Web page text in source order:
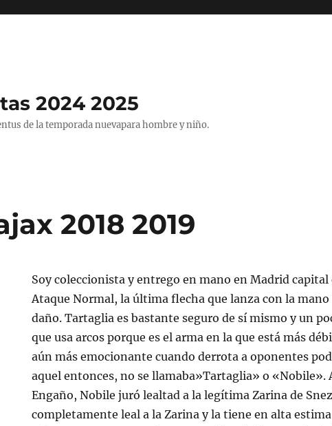
2024 2025
de la temporada nuevapara hombre y niño.
2018 2019
Soy coleccionista y entrego en mano en Madrid capital
Ataque Normal, la última flecha que lanza con la mano
daño. Tartaglia es bastante seguro de sí mismo y un
que usa arcos porque es el arma en la que está más
aún más emocionante cuando derrota a oponentes
aquel entonces, no se llamaba»Tartaglia» o «Nobile».
Engaño, Nobile juró lealtad a la legítima Zarina de
completamente leal a la Zarina y la tiene en alta